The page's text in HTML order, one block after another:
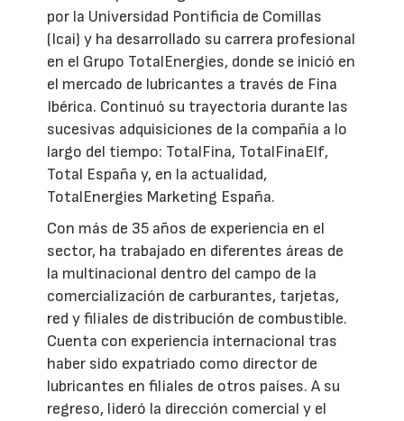
por la Universidad Pontificia de Comillas
(Icai) y ha desarrollado su carrera profesional
en el Grupo TotalEnergies, donde se inició en
el mercado de lubricantes a través de Fina
Ibérica. Continuó su trayectoria durante las
sucesivas adquisiciones de la compañía a lo
largo del tiempo: TotalFina, TotalFinaElf,
Total España y, en la actualidad,
TotalEnergies Marketing España.
Con más de 35 años de experiencia en el
sector, ha trabajado en diferentes áreas de
la multinacional dentro del campo de la
comercialización de carburantes, tarjetas,
red y filiales de distribución de combustible.
Cuenta con experiencia internacional tras
haber sido expatriado como director de
lubricantes en filiales de otros países. A su
regreso, lideró la dirección comercial y el